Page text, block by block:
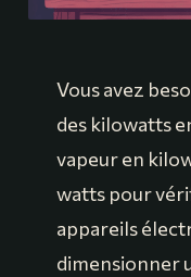
Vous avez
des kilowatts
vapeur en
watts pour
appareils
dimensionner